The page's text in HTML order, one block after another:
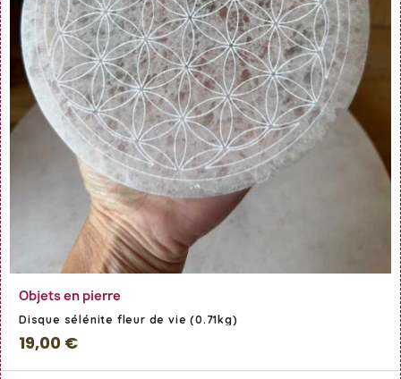
Objets en pierre
Disque sélénite fleur de vie (0.71kg)
19,00 €